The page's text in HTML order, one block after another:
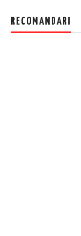
RECOMANDARI